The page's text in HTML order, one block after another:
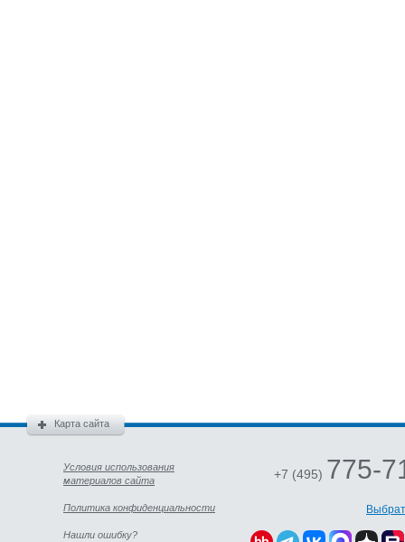
Карта сайта
Условия использования
материалов сайта
Политика конфиденциальности
Нашли ошибку?
+7 (495) 775-